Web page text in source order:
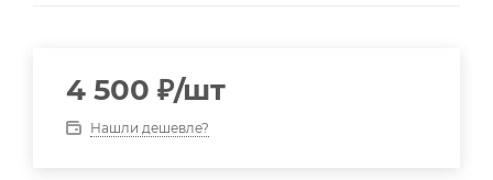
4 500 ₽/шт
Нашли дешевле?